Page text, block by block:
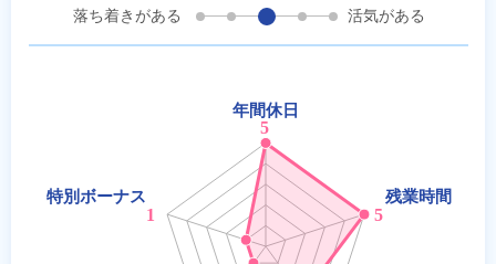
落ち着きがある
活気がある